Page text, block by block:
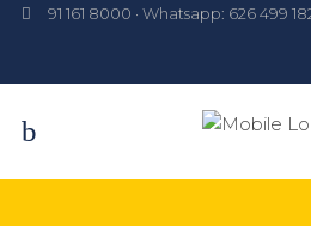
91 161 8000 · Whatsapp: 626 499